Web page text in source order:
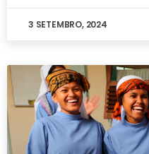
3 SETEMBRO, 2024